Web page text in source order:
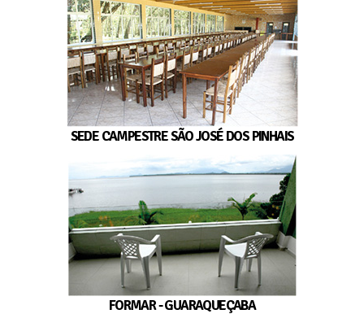
SEDE CAMPESTRE SÃO JOSÉ DOS PINHAIS
FORMAR - GUARAQUEÇABA